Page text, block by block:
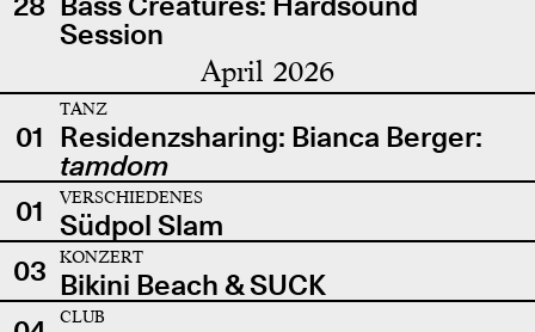
Session
April 2026
01
TANZ
Residenzsharing: Bianca Berger:
tamdom
01
VERSCHIEDENES
Südpol Slam
03
KONZERT
Bikini Beach & SUCK
CLUB